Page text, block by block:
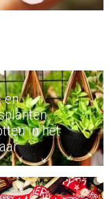
en
in het